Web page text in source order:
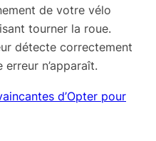
de votre vélo
tourner la roue.
détecte correctement
erreur n’apparaît.
d’Opter pour